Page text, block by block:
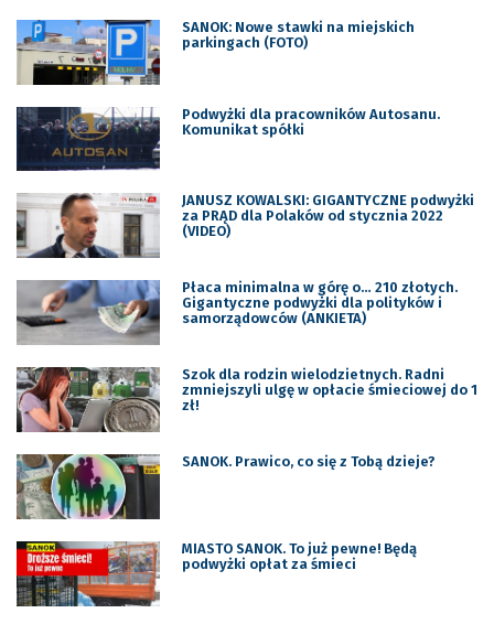
SANOK: Nowe stawki na miejskich
parkingach (FOTO)
Podwyżki dla pracowników Autosanu.
Komunikat spółki
JANUSZ KOWALSKI: GIGANTYCZNE podwyżki
za PRĄD dla Polaków od stycznia 2022
(VIDEO)
Płaca minimalna w górę o… 210 złotych.
Gigantyczne podwyżki dla polityków i
samorządowców (ANKIETA)
Szok dla rodzin wielodzietnych. Radni
zmniejszyli ulgę w opłacie śmieciowej do 1
zł!
SANOK. Prawico, co się z Tobą dzieje?
MIASTO SANOK. To już pewne! Będą
podwyżki opłat za śmieci